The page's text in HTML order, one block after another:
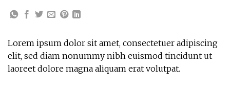
Lorem ipsum dolor sit amet, consectetuer adipiscing
elit, sed diam nonummy nibh euismod tincidunt ut
laoreet dolore magna aliquam erat volutpat.